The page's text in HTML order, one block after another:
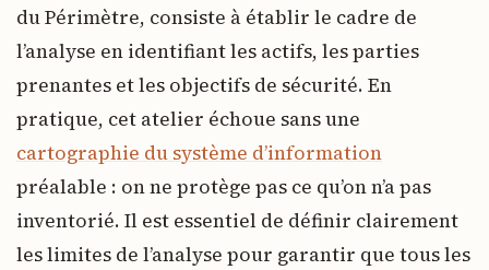
du Périmètre, consiste à établir le cadre de
l’analyse en identifiant les actifs, les parties
prenantes et les objectifs de sécurité. En
pratique, cet atelier échoue sans une
cartographie du système d’information
préalable : on ne protège pas ce qu’on n’a pas
inventorié. Il est essentiel de définir clairement
les limites de l’analyse pour garantir que tous les